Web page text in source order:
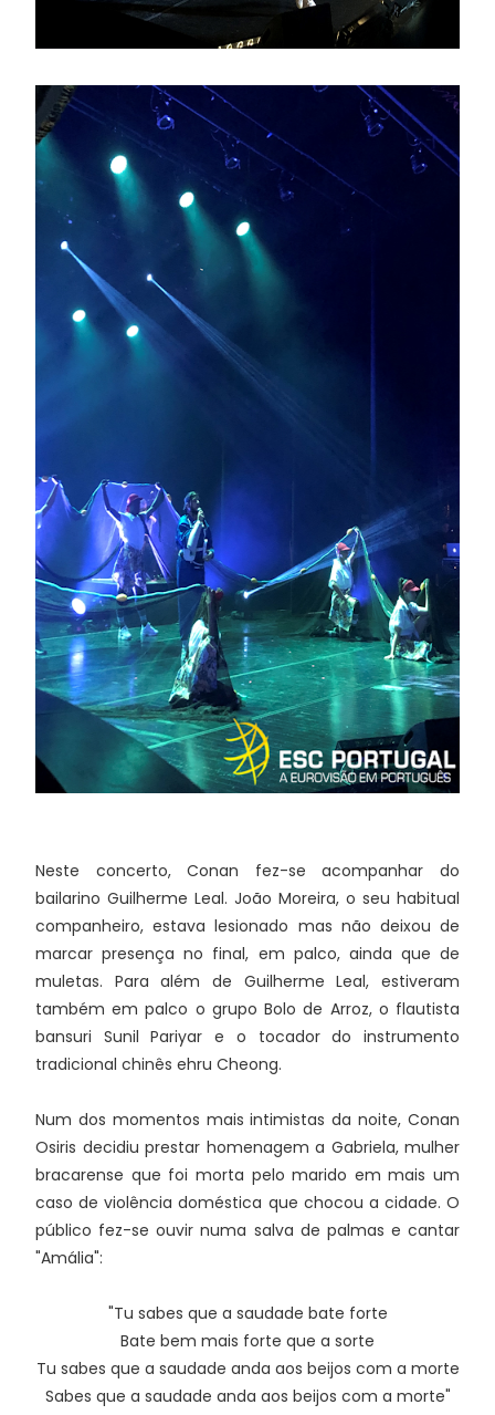
Neste concerto, Conan fez-se acompanhar do
bailarino Guilherme Leal. João Moreira, o seu habitual
companheiro, estava lesionado mas não deixou de
marcar presença no final, em palco, ainda que de
muletas. Para além de Guilherme Leal, estiveram
também em palco o grupo Bolo de Arroz, o flautista
bansuri Sunil Pariyar e o tocador do instrumento
tradicional chinês ehru Cheong.
Num dos momentos mais intimistas da noite, Conan
Osiris decidiu prestar homenagem a Gabriela, mulher
bracarense que foi morta pelo marido em mais um
caso de violência doméstica que chocou a cidade. O
público fez-se ouvir numa salva de palmas e cantar
"Amália":
"Tu sabes que a saudade bate forte
Bate bem mais forte que a sorte
Tu sabes que a saudade anda aos beijos com a morte
Sabes que a saudade anda aos beijos com a morte"